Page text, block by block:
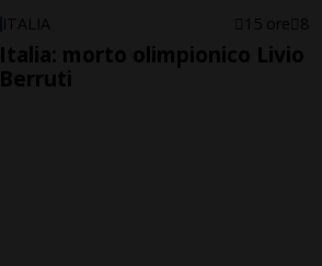
ITALIA 15 ore 8
Italia: morto olimpionico Livio
Berruti